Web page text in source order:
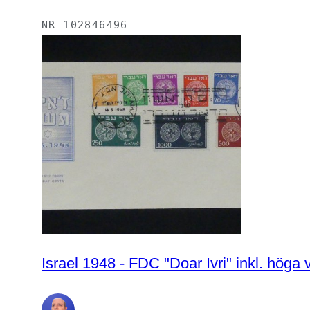
NR 102846496
Israel 1948 - FDC "Doar Ivri" inkl. höga